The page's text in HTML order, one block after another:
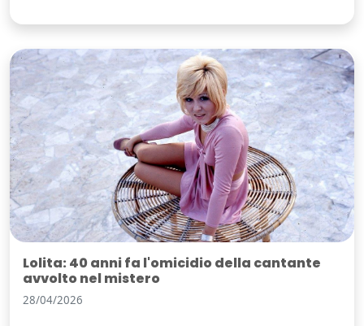
Lolita: 40 anni fa l'omicidio della cantante
avvolto nel mistero
28/04/2026